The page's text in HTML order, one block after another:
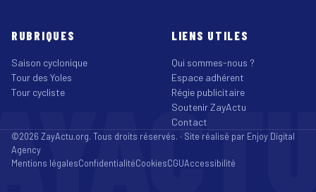
RUBRIQUES
Saison cyclonique
Tour des Yoles
Tour cycliste
LIENS UTILES
Qui sommes-nous ?
Espace adhérent
Régie publicitaire
Soutenir ZayActu
Contact
©2026 ZayActu.org. Tous droits réservés. · Site réalisé par Enjoy Digital
Agency
Mentions légalesConfidentialitéCookiesCGUAccessibilité